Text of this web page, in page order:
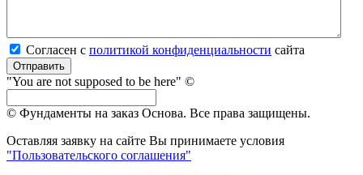
Согласен с политикой кон­фи­ден­ци­аль­нос­ти сайта
Отправить
"You are not supposed to be here" ©
© Фундаменты на заказ Основа. Все права защищены.
Оставляя заявку на сайте Вы принимаете условия
"Пользовательского соглашения"